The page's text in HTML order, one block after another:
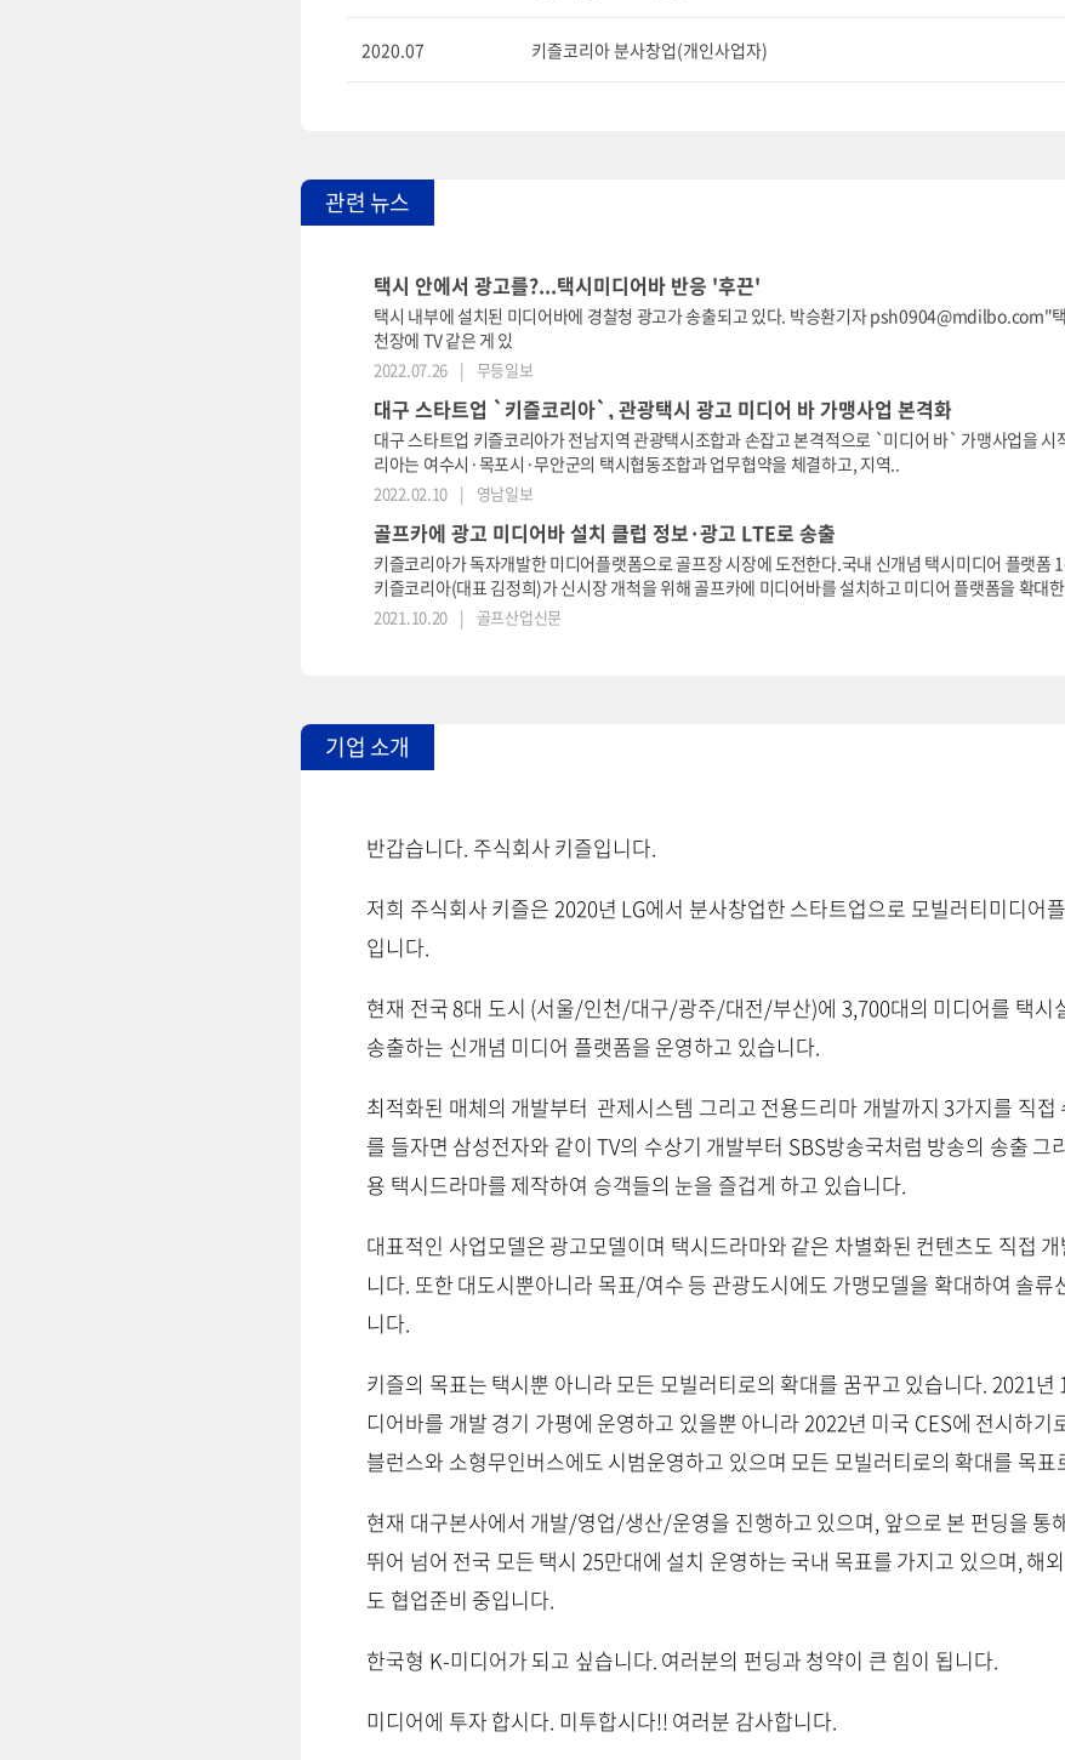
2020.07 키즐코리아 분사창업(개인사업자)
관련 뉴스
택시 안에서 광고를?...택시미디어바 반응 '후끈'
택시 내부에 설치된 미디어바에 경찰청 광고가 송출되고 있다. 박승환기자 psh0904@mdilbo.com"
천장에 TV 같은 게 있
2022.07.26 | 무등일보
대구 스타트업 `키즐코리아`, 관광택시 광고 미디어 바 가맹사업 본격화
대구 스타트업 키즐코리아가 전남지역 관광택시조합과 손잡고 본격적으로 `미디어 바` 가맹사업을 시
리아는 여수시·목포시·무안군의 택시협동조합과 업무협약을 체결하고, 지역..
2022.02.10 | 영남일보
골프카에 광고 미디어바 설치 클럽 정보·광고 LTE로 송출
키즐코리아가 독자개발한 미디어플랫폼으로 골프장 시장에 도전한다.국내 신개념 택시미디어 플랫폼
키즐코리아(대표 김정희)가 신시장 개척을 위해 골프카에 미디어바를 설치하고 미디어 플랫폼을 확대
바는 키즐코리아가 개발한 신개념 모빌리티 전용 미디어플랫폼으로 서울·대구·인천지역 전국 가맹 택
설치 운영되고 있다.미디어바를 통해 탑승객들에게 뉴스나 영화, 게임, 관광, 쇼핑 등 다양한 광고 콘텐츠
2021.10.20 | 골프산업신문
기업 소개
반갑습니다. 주식회사 키즐입니다.
저희 주식회사 키즐은 2020년 LG에서 분사창업한 스타트업으로 모빌러티미디어
입니다.
현재 전국 8대 도시 (서울/인천/대구/광주/대전/부산)에 3,700대의 미디어를 택시
송출하는 신개념 미디어 플랫폼을 운영하고 있습니다.
최적화된 매체의 개발부터 관제시스템 그리고 전용드리마 개발까지 3가지를 직접
를 들자면 삼성전자와 같이 TV의 수상기 개발부터 SBS방송국처럼 방송의 송출 그
용 택시드라마를 제작하여 승객들의 눈을 즐겁게 하고 있습니다.
대표적인 사업모델은 광고모델이며 택시드라마와 같은 차별화된 컨텐츠도 직접
니다. 또한 대도시뿐아니라 목표/여수 등 관광도시에도 가맹모델을 확대하여 솔류
니다.
키즐의 목표는 택시뿐 아니라 모든 모빌러티로의 확대를 꿈꾸고 있습니다. 2021년
디어바를 개발 경기 가평에 운영하고 있을뿐 아니라 2022년 미국 CES에 전시하기
블런스와 소형무인버스에도 시범운영하고 있으며 모든 모빌러티로의 확대를 목표
현재 대구본사에서 개발/영업/생산/운영을 진행하고 있으며, 앞으로 본 펀딩을 통
뛰어 넘어 전국 모든 택시 25만대에 설치 운영하는 국내 목표를 가지고 있으며, 해
도 협업준비 중입니다.
한국형 K-미디어가 되고 싶습니다. 여러분의 펀딩과 청약이 큰 힘이 됩니다.
미디어에 투자 합시다. 미투합시다!! 여러분 감사합니다.